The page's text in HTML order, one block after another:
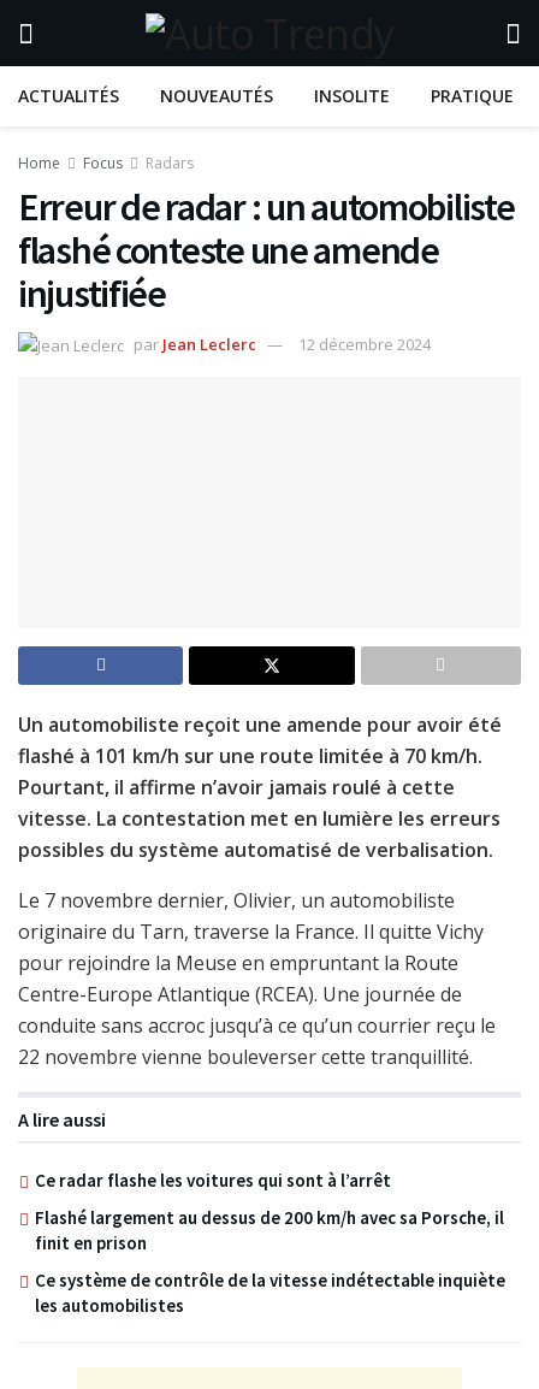
ACTUALITÉS NOUVEAUTÉS INSOLITE PRATIQUE
Home Focus Radars
Erreur de radar : un automobiliste
flashé conteste une amende
injustifiée
par Jean Leclerc 12 décembre 2024
Un automobiliste reçoit une amende pour avoir été
flashé à 101 km/h sur une route limitée à 70 km/h.
Pourtant, il affirme n’avoir jamais roulé à cette
vitesse. La contestation met en lumière les erreurs
possibles du système automatisé de verbalisation.
Le 7 novembre dernier, Olivier, un automobiliste
originaire du Tarn, traverse la France. Il quitte Vichy
pour rejoindre la Meuse en empruntant la Route
Centre-Europe Atlantique (RCEA). Une journée de
conduite sans accroc jusqu’à ce qu’un courrier reçu le
22 novembre vienne bouleverser cette tranquillité.
A lire aussi
Ce radar flashe les voitures qui sont à l’arrêt
Flashé largement au dessus de 200 km/h avec sa Porsche, il
finit en prison
Ce système de contrôle de la vitesse indétectable inquiète
les automobilistes